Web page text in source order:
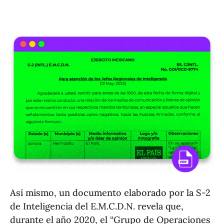
Así mismo, un documento elaborado por la S-2
de Inteligencia del E.M.C.D.N. revela que,
durante el año 2020, el “Grupo de Operaciones